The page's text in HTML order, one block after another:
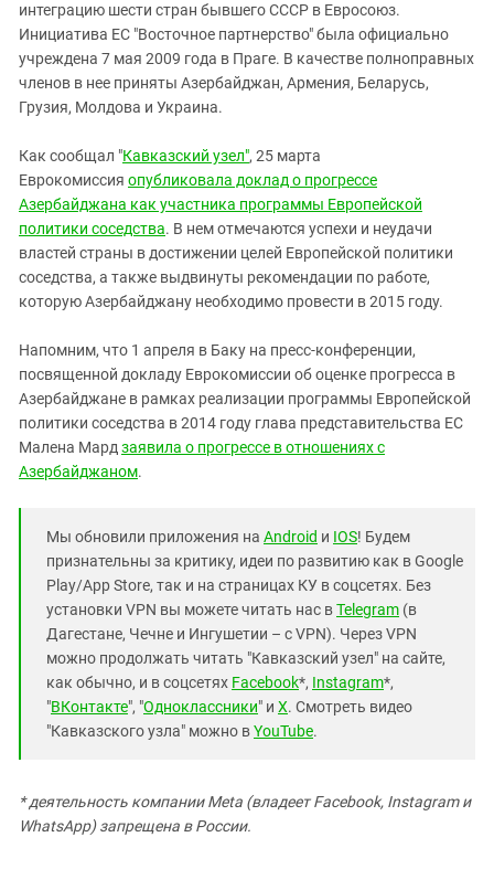
интеграцию шести стран бывшего СССР в Евросоюз.
Инициатива ЕС "Восточное партнерство" была официально
учреждена 7 мая 2009 года в Праге. В качестве полноправных
членов в нее приняты Азербайджан, Армения, Беларусь,
Грузия, Молдова и Украина.
Как сообщал "Кавказский узел", 25 марта
Еврокомиссия опубликовала доклад о прогрессе
Азербайджана как участника программы Европейской
политики соседства. В нем отмечаются успехи и неудачи
властей страны в достижении целей Европейской политики
соседства, а также выдвинуты рекомендации по работе,
которую Азербайджану необходимо провести в 2015 году.
Напомним, что 1 апреля в Баку на пресс-конференции,
посвященной докладу Еврокомиссии об оценке прогресса в
Азербайджане в рамках реализации программы Европейской
политики соседства в 2014 году глава представительства ЕС
Малена Мард заявила о прогрессе в отношениях с
Азербайджаном.
Мы обновили приложения на Android и IOS! Будем
признательны за критику, идеи по развитию как в Google
Play/App Store, так и на страницах КУ в соцсетях. Без
установки VPN вы можете читать нас вTelegram (в
Дагестане, Чечне и Ингушетии – с VPN). Через VPN
можно продолжать читать "Кавказский узел" на сайте,
как обычно, и в соцсетях Facebook*, Instagram*,
"ВКонтакте", "Одноклассники" и X. Смотреть видео
"Кавказского узла" можно вYouTube.
* деятельность компании Meta (владеет Facebook, Instagram и
WhatsApp) запрещена в России.